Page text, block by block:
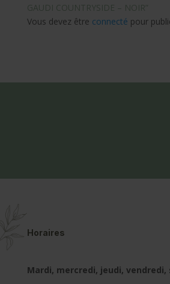
GAUDI COUNTRYSIDE – NOIR”
Vous devez être connecté pour
Horaires
Mardi, mercredi, jeudi, vendredi,